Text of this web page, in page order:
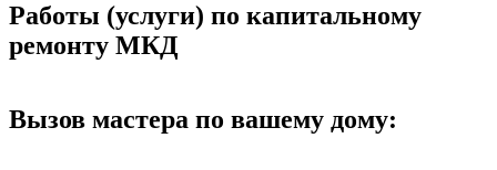
Работы (услуги) по капитальному
ремонту МКД
Вызов мастера по вашему дому: